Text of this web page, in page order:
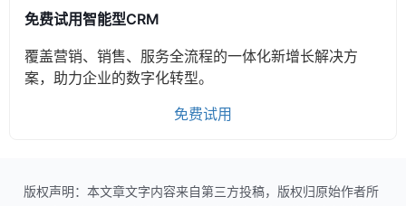
免费试用智能型CRM
覆盖营销、销售、服务全流程的一体化新增长解决方
案，助力企业的数字化转型。
免费试用
版权声明：本文章文字内容来自第三方投稿，版权归原始作者所